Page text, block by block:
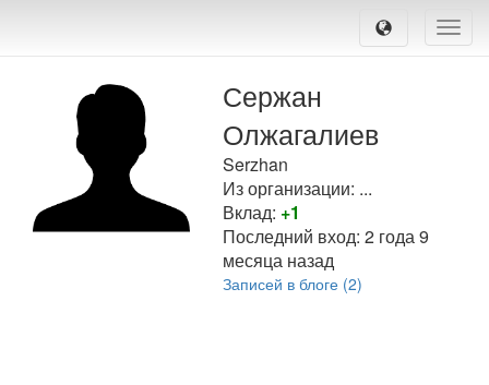
Toggle
Сержан
Олжагалиев
Serzhan
Из организации: ...
Вклад: +1
Последний вход:2 года 9
месяца назад
Записей в блоге (2)